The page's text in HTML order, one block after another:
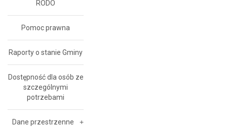
RODO
Pomoc prawna
Raporty o stanie Gminy
Dostępność dla osób ze
szczególnymi
potrzebami
Dane przestrzenne